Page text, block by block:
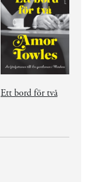
Ett bord för två